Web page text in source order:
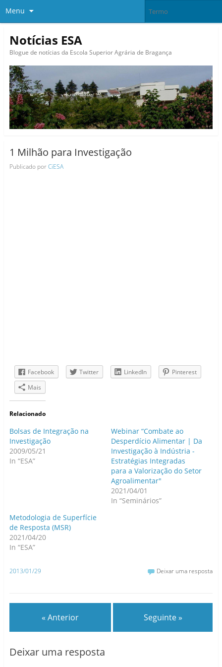
Menu
Notícias ESA
Blogue de notícias da Escola Superior Agrária de Bragança
1 Milhão para Investigação
Publicado porCiESA
Facebook Twitter LinkedIn
Pinterest
Mais
Relacionado
Bolsas de Integração na
Investigação
2009/05/21
In “ESA”
Webinar “Combate ao
Desperdício Alimentar | Da
Investigação à Indústria -
Estratégias Integradas
para a Valorização do Setor
Agroalimentar"
2021/04/01
In “Seminários”
Metodologia de Superfície
de Resposta (MSR)
2021/04/20
In “ESA”
2013/01/29 Deixar uma resposta
« Anterior Seguinte »
Deixar uma resposta